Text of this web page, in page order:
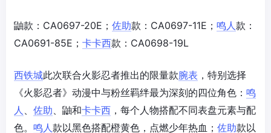
鼬款：CA0697-20E； 佐助款：CA0697-11E； 鸣人 款：
CA0691-85E； 卡卡西款：CA0698-19L
西铁城此次联合火影忍者推出的限量款腕表 ，特别选择
《火影忍者》动漫中与粉丝羁绊最为深刻的四位角色： 鸣
人
佐助 、鼬和卡卡西 ，每个人物搭配不同表盘元素与配
色。 鸣人 款以黑色搭配橙黄色，点燃少年热血； 佐助款以